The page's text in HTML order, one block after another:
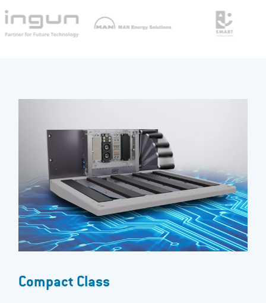
Compact Class